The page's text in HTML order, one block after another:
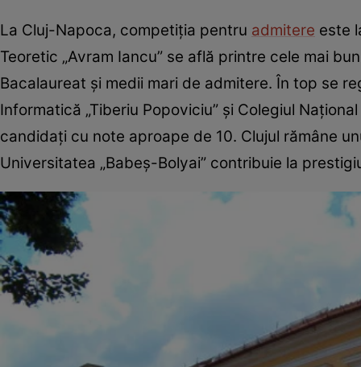
La Cluj-Napoca, competiția pentru admitere este
Teoretic „Avram Iancu” se află printre cele mai
Bacalaureat și medii mari de admitere. În top se
Informatică „Tiberiu Popoviciu” și Colegiul
candidați cu note aproape de 10. Clujul rămâne
Universitatea „Babeș-Bolyai” contribuie la